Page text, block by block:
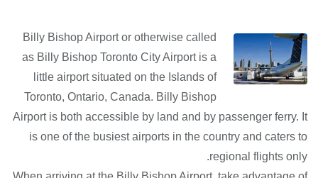
Billy Bishop Airport or otherwise called
as Billy Bishop Toronto City Airport is a
little airport situated on the Islands of
Toronto, Ontario, Canada. Billy Bishop
Airport is both accessible by land and by passenger ferry. It
is one of the busiest airports in the country and caters to
regional flights only.